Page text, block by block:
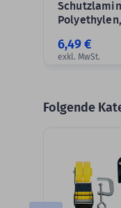
6,49 €
exkl. MwSt.
Folgende